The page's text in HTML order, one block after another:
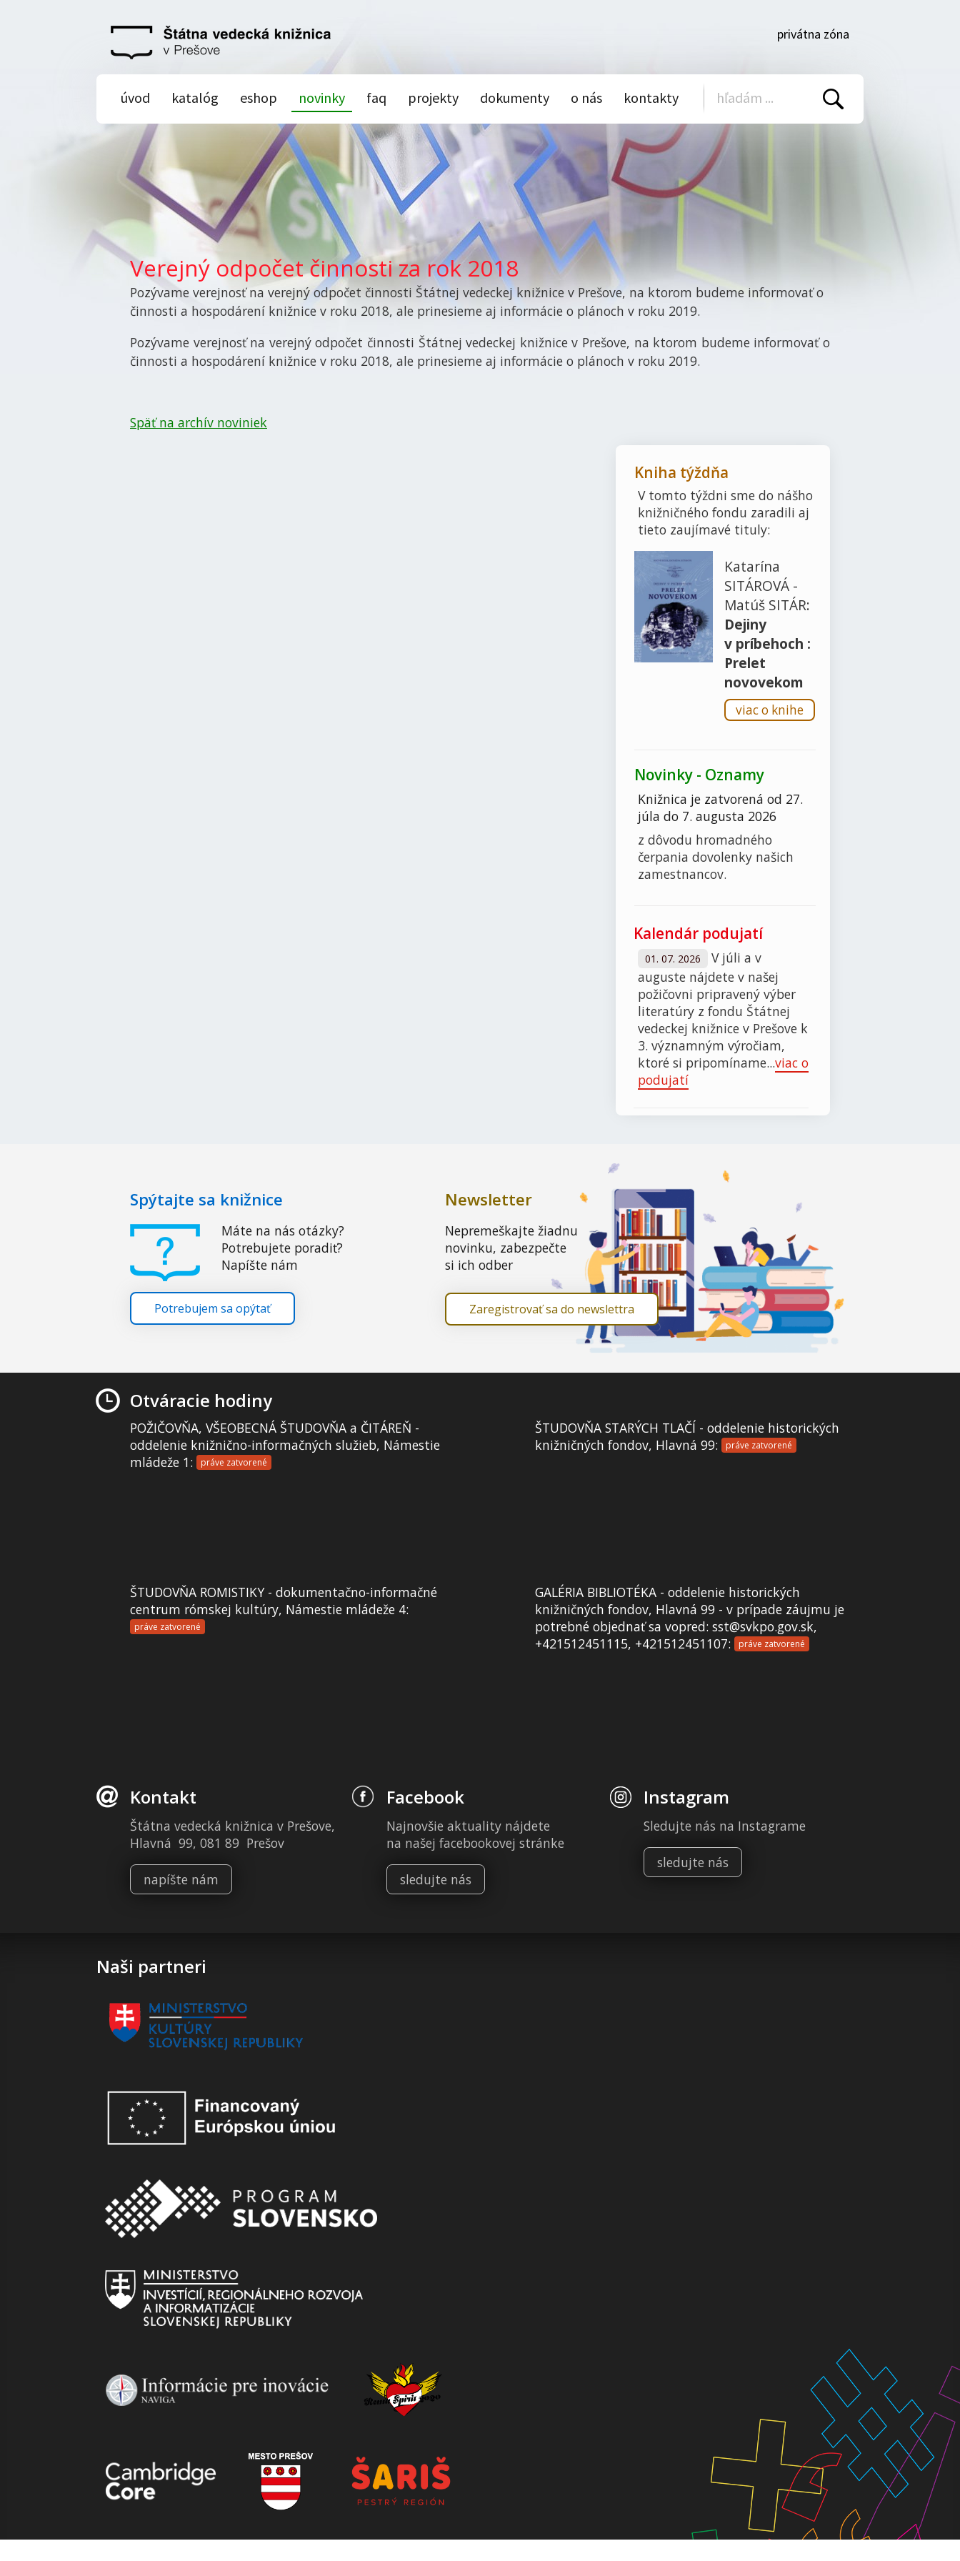
privátna zóna
úvod katalóg eshop novinky faq projekty dokumenty o nás kontakty
Verejný odpočet činnosti za rok 2018
Pozývame verejnosť na verejný odpočet činnosti Štátnej vedeckej knižnice v Prešove, na ktorom budeme informovať o
činnosti a hospodárení knižnice v roku 2018, ale prinesieme aj informácie o plánoch v roku 2019.
Pozývame verejnosť na verejný odpočet činnosti Štátnej vedeckej knižnice v Prešove, na ktorom budeme informovať o
činnosti a hospodárení knižnice v roku 2018, ale prinesieme aj informácie o plánoch v roku 2019.
Späť na archív noviniek
Kniha týždňa
V tomto týždni sme do nášho
knižničného fondu zaradili aj
tieto zaujímavé tituly:
Katarína
SITÁROVÁ -
Matúš SITÁR:
Dejiny
v príbehoch :
Prelet
novovekom
viac o knihe
Novinky - Oznamy
Knižnica je zatvorená od 27.
júla do 7. augusta 2026
z dôvodu hromadného
čerpania dovolenky našich
zamestnancov.
Kalendár podujatí
01. 07. 2026
V júli a v
auguste nájdete v našej
požičovni pripravený výber
literatúry z fondu Štátnej
vedeckej knižnice v Prešove k
3. významným výročiam,
ktoré si pripomíname...viac o
podujatí
Spýtajte sa knižnice
Máte na nás otázky?
Potrebujete poradiť?
Napíšte nám
Potrebujem sa opýtať
Newsletter
Nepremeškajte žiadnu
novinku, zabezpečte
si ich odber
Zaregistrovať sa do newslettra
Otváracie hodiny
POŽIČOVŇA, VŠEOBECNÁ ŠTUDOVŇA a ČITÁREŇ -
oddelenie knižnično-informačných služieb, Námestie
mládeže 1:
práve zatvorené
ŠTUDOVŇA STARÝCH TLAČÍ - oddelenie historických
knižničných fondov, Hlavná 99:
práve zatvorené
ŠTUDOVŇA ROMISTIKY - dokumentačno-informačné
centrum rómskej kultúry, Námestie mládeže 4:
práve zatvorené
GALÉRIA BIBLIOTÉKA - oddelenie historických
knižničných fondov, Hlavná 99 - v prípade záujmu je
potrebné objednať sa vopred: sst@svkpo.gov.sk,
+421512451115, +421512451107:
práve zatvorené
Kontakt
Štátna vedecká knižnica v Prešove,
Hlavná 99, 081 89 Prešov
napíšte nám
Facebook
Najnovšie aktuality nájdete
na našej facebookovej stránke
sledujte nás
Instagram
Sledujte nás na Instagrame
sledujte nás
Naši partneri